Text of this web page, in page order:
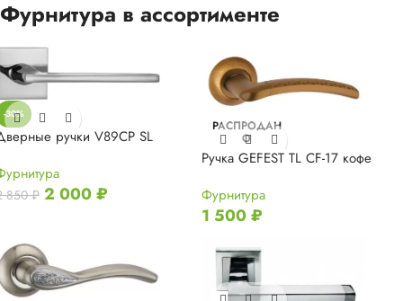
Фурнитура в ассортименте
-30%
ручки V89CP SL
850₽ 2 000₽
РАСПРОДАН
О
Ручка GEFEST TL CF-17 кофе
Фурнитура
1 500₽